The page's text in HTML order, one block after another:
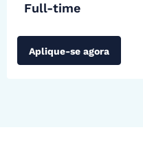
Full-time
Aplique-se agora